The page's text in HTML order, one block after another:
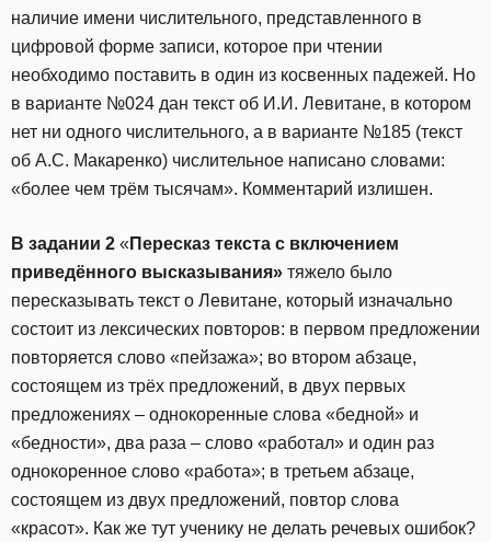
наличие имени числительного, представленного в
цифровой форме записи, которое при чтении
необходимо поставить в один из косвенных падежей. Но
в варианте №024 дан текст об И.И. Левитане, в котором
нет ни одного числительного, а в варианте №185 (текст
об А.С. Макаренко) числительное написано словами:
«более чем трём тысячам». Комментарий излишен.
В задании 2 « Пересказ текста с включением
приведённого высказывания» тяжело было
пересказывать текст о Левитане, который изначально
состоит из лексических повторов: в первом предложении
повторяется слово «пейзажа»; во втором абзаце,
состоящем из трёх предложений, в двух первых
предложениях – однокоренные слова «бедной» и
«бедности», два раза – слово «работал» и один раз
однокоренное слово «работа»; в третьем абзаце,
состоящем из двух предложений, повтор слова
«красот». Как же тут ученику не делать речевых ошибок?